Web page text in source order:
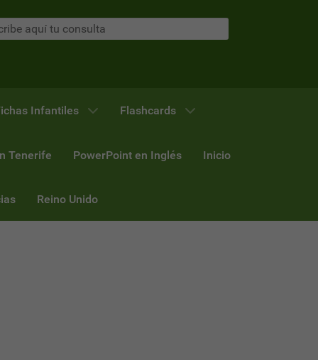
Infantiles Flashcards
Tenerife PowerPoint en Inglés Inicio
Reino Unido